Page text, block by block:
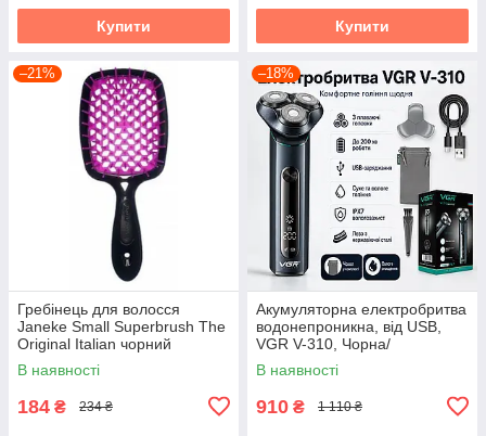
Купити Купити
–21%
Гребінець для волосся
Janeke Small Superbrush The
Original Italian чорний
В наявності
184 ₴ 234 ₴
–18%
Акумуляторна електробритва
водонепроникна, від USB,
VGR V-310, Чорна/
Бездротова бритва
електрична
В наявності
910 ₴ 1 110 ₴